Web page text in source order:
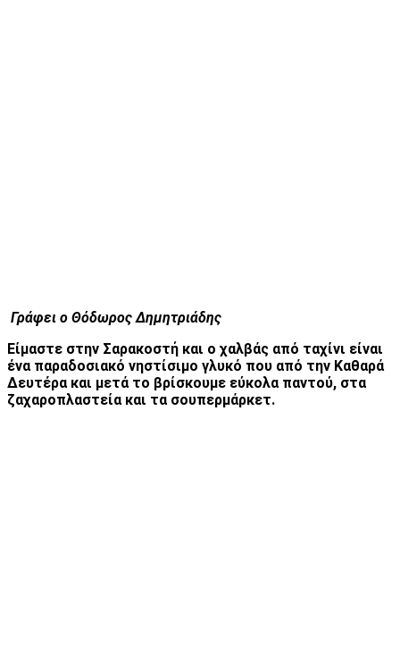
Γράφει ο Θόδωρος Δημητριάδης
Είμαστε στην Σαρακοστή και ο χαλβάς από ταχίνι είναι
ένα παραδοσιακό νηστίσιμο γλυκό που από την Καθαρά
Δευτέρα και μετά το βρίσκουμε εύκολα παντού, στα
ζαχαροπλαστεία και τα σουπερμάρκετ.